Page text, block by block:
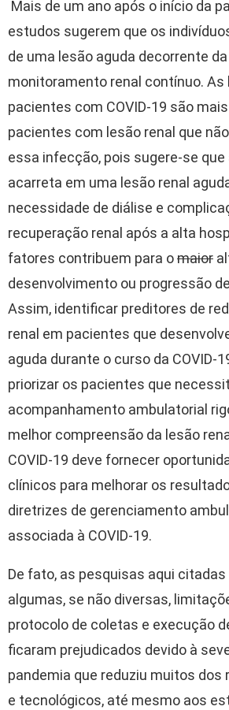
Mais de um ano após o início da
estudos sugerem que os
de uma lesão aguda decorrente
monitoramento renal contínuo. As
pacientes com COVID-19 são
pacientes com lesão renal que
essa infecção, pois sugere-se que
acarreta em uma lesão renal
necessidade de diálise e
recuperação renal após a alta
fatores contribuem para omaior
desenvolvimento ou progressão
Assim, identificar preditores de
renal em pacientes que
aguda durante o curso da COVID-
priorizar os pacientes que
acompanhamento ambulatorial
melhor compreensão da lesão
COVID-19 deve fornecer
clínicos para melhorar os
diretrizes de gerenciamento
associada à COVID-19.
De fato, as pesquisas aqui
algumas, se não diversas,
protocolo de coletas e execução
ficaram prejudicados devido à
pandemia que reduziu muitos dos
e tecnológicos, até mesmo aos